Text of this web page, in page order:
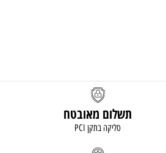
תשלום מאובטח
סליקה בתקן PCI